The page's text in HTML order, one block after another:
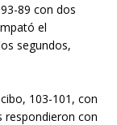
89 con dos
el
segundos,
103-101, con
respondieron con